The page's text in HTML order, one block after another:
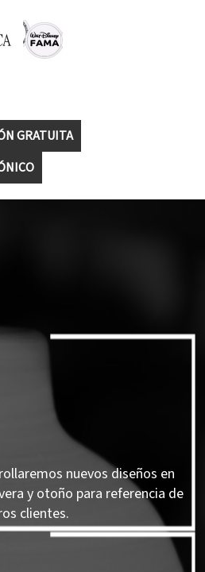
GRATUITA
nuevos diseños en
y otoño para referencia de
clientes.